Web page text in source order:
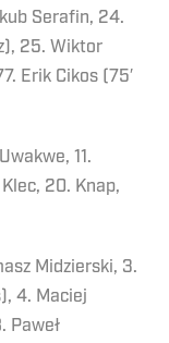
Serafin, 24.
25. Wiktor
Erik Cikos (75′
11.
20. Knap,
Midzierski, 3.
4. Maciej
Paweł